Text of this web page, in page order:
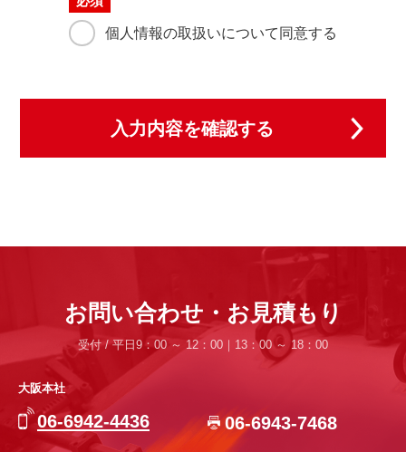
門の部門個人情報管理責任者の責任において、利用
目的を逸脱した利用が行われないための確認手順を
わないよう、社内の管理体制の整備及び安全管理措
置を講じます。
ールアドレス等の個人情報をご登録いただく場合
これらの個人情報は質問に対する回答や必要な情
報を電子メールなどをでご連絡する場合に利用さ
せていただくものであり、個人情報をご提供いた
だく際の目的以外では利用いたしません。
個人情報の管理と保護
個人情報の管理は、厳重に行うこととし、お客さま
個人情報の取扱いについて同意する
入力内容を確認する
お問い合わせ・お見積もり
受付 / 平日9：00 ～ 12：00｜13：00 ～ 18：00
大阪本社
06-6942-4436 06-6943-7468